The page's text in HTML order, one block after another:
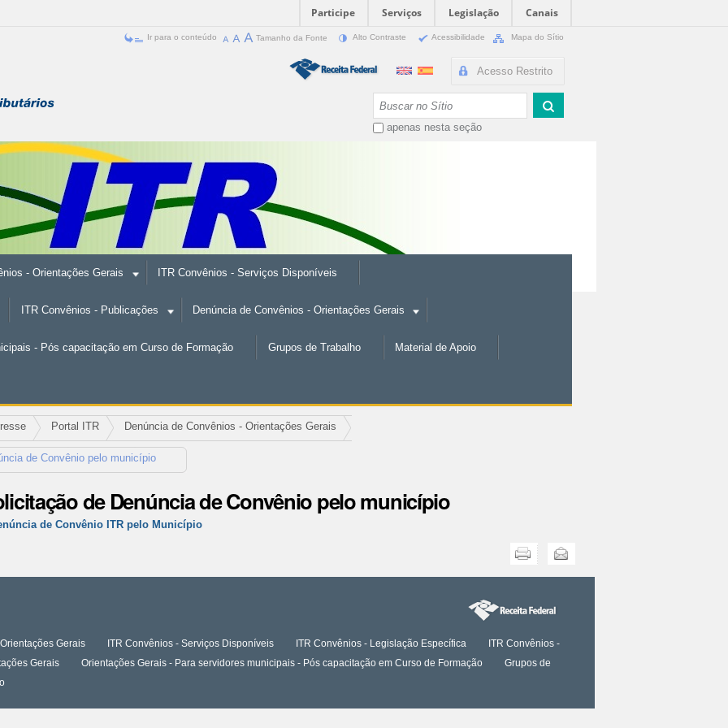
Participe Serviços Legislação
Canais
Ir para o conteúdo Tamanho da Fonte Alto Contraste Acessibilidade Mapa do Sítio
Acesso Restrito
apenas nesta seção
- Orientações Gerais ITR Convênios - Serviços Disponíveis
ITR Convênios - Publicações Denúncia de Convênios - Orientações Gerais
- Pós capacitação em Curso de Formação Grupos de Trabalho Material de Apoio
Portal ITR Denúncia de Convênios - Orientações Gerais
de Convênio pelo município
de Denúncia de Convênio pelo município
de Convênio ITR pelo Município
Enviar
Gerais ITR Convênios - Serviços Disponíveis ITR Convênios - Legislação Específica
ITR Convênios -
Gerais Orientações Gerais - Para servidores municipais - Pós capacitação em Curso de Formação
Grupos de